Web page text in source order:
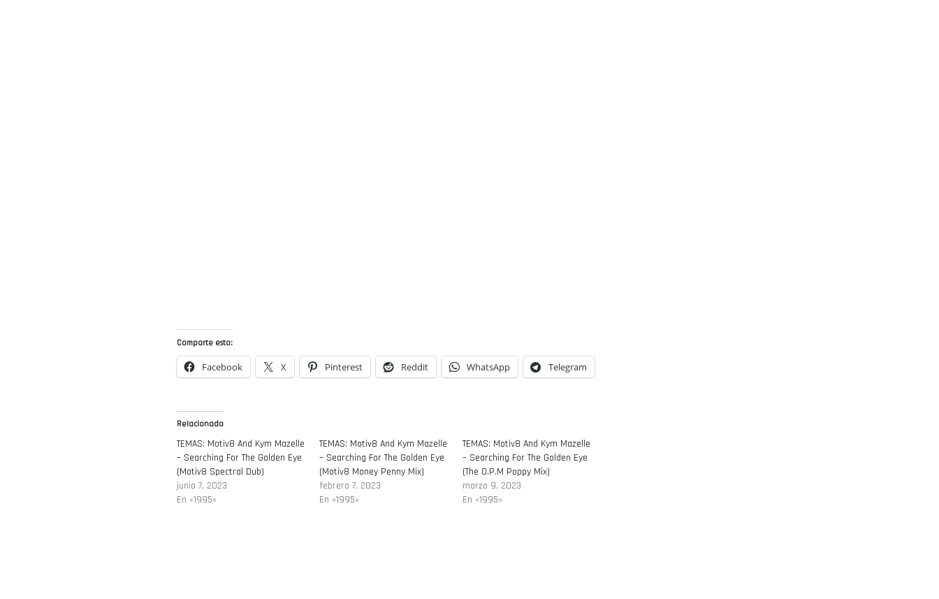
Comparte esto:
Facebook X Pinterest Reddit WhatsApp Telegram
Relacionado
TEMAS: Motiv8 And Kym Mazelle
– Searching For The Golden Eye
(Motiv8 Spectral Dub)
junio 7, 2023
En «1995»
TEMAS: Motiv8 And Kym Mazelle
– Searching For The Golden Eye
(Motiv8 Money Penny Mix)
febrero 7, 2023
En «1995»
TEMAS: Motiv8 And Kym Mazelle
– Searching For The Golden Eye
(The O.P.M Poppy Mix)
marzo 9, 2023
En «1995»